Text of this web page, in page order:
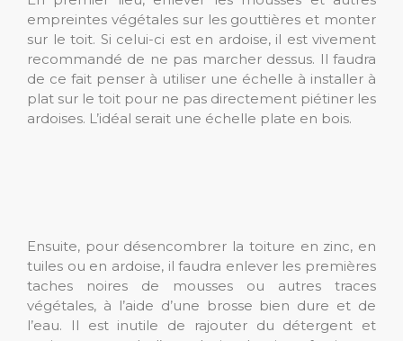
empreintes végétales sur les gouttières et monter
sur le toit. Si celui-ci est en ardoise, il est vivement
recommandé de ne pas marcher dessus. Il faudra
de ce fait penser à utiliser une échelle à installer à
plat sur le toit pour ne pas directement piétiner les
ardoises. L’idéal serait une échelle plate en bois.
Ensuite, pour désencombrer la toiture en zinc, en
tuiles ou en ardoise, il faudra enlever les premières
taches noires de mousses ou autres traces
végétales, à l’aide d’une brosse bien dure et de
l’eau. Il est inutile de rajouter du détergent et